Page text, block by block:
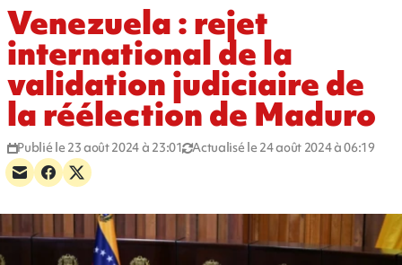
Venezuela : rejet
international de la
validation judiciaire de
la réélection de Maduro
Publié le 23 août 2024 à 23:01 Actualisé le 24 août 2024 à 06:19